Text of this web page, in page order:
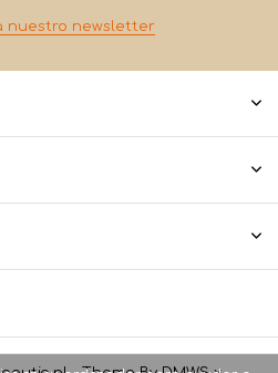
nuestro newsletter